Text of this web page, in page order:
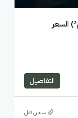
شقة للبيع في دهوك٬شارع بارزاني(١٣٦م²) السعر
التفاصيل
‏سنتين قبل